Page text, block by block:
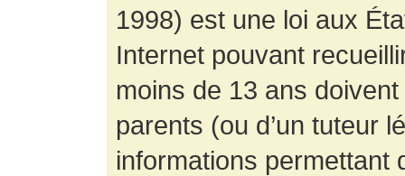
1998) est une loi aux
Internet pouvant
moins de 13 ans
parents (ou d’un tuteur
informations permettant